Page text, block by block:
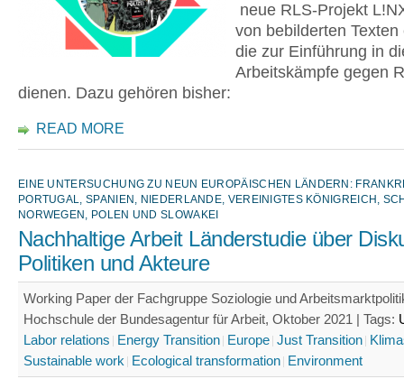
neue RLS-Projekt
von bebilderten Texten
die zur Einführung in
Arbeitskämpfe gegen
dienen. Dazu gehören bisher:
READ MORE
EINE UNTERSUCHUNG ZU NEUN EUROPÄISCHEN LÄNDERN:
PORTUGAL, SPANIEN, NIEDERLANDE, VEREINIGTES KÖNIGREICH,
NORWEGEN, POLEN UND SLOWAKEI
Nachhaltige Arbeit Länderstudie über
Politiken und Akteure
Working Paper der Fachgruppe Soziologie und
Hochschule der Bundesagentur für Arbeit, Oktober 2021 | Tags:
Labor relations Energy Transition Europe Just Transition
Sustainable work Ecological transformation Environment